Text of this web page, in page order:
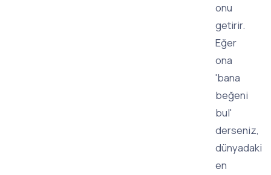
onu
getirir.
Eğer
ona
'bana
beğeni
bul'
derseniz,
dünyadaki
en